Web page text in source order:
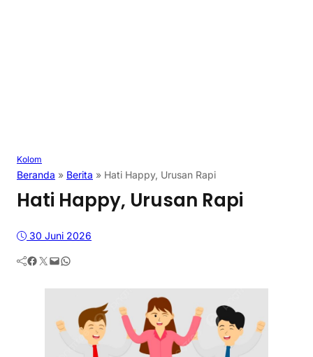
Kolom
Beranda » Berita » Hati Happy, Urusan Rapi
Hati Happy, Urusan Rapi
30 Juni 2026
Facebook Twitter Mail WhatsApp